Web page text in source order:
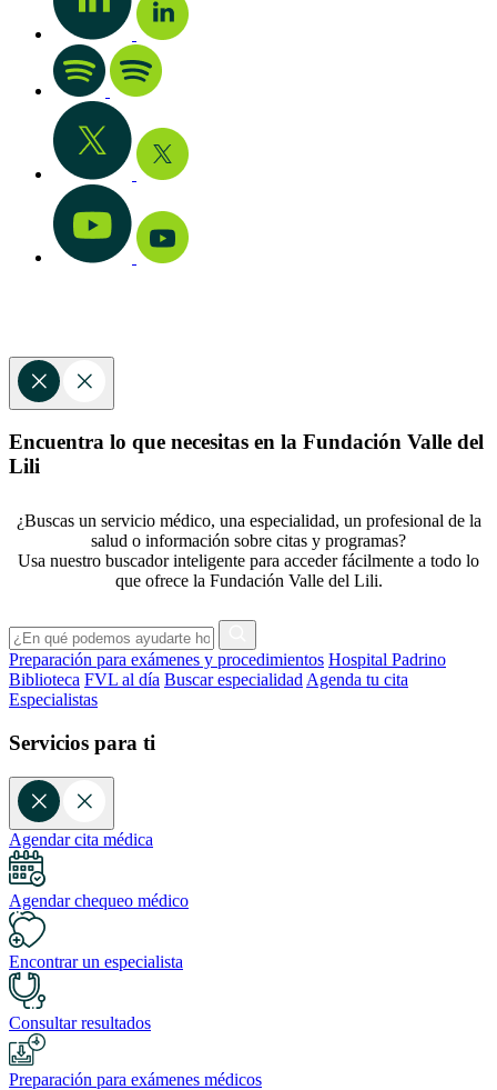
Encuentra lo que necesitas en la Fundación Valle del
Lili
¿Buscas un servicio médico, una especialidad, un profesional de la
salud o información sobre citas y programas?
Usa nuestro buscador inteligente para acceder fácilmente a todo lo
que ofrece la Fundación Valle del Lili.
Preparación para exámenes y procedimientos Hospital Padrino
Biblioteca FVL al día Buscar especialidad Agenda tu cita
Especialistas
Servicios para ti
Agendar cita médica
Agendar chequeo médico
Encontrar un especialista
Consultar resultados
Preparación para exámenes médicos